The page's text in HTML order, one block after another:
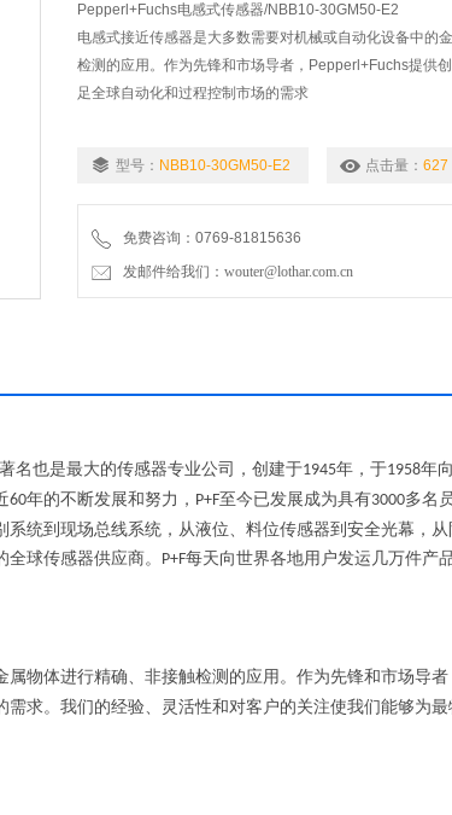
Pepperl+Fuchs电感式传感器/NBB10-30GM50-E2
电感式接近传感器是大多数需要对机械或自动化设备中的
检测的应用。作为先锋和市场导者，Pepperl+Fuchs提供
足全球自动化和过程控制市场的需求
型号： NBB10-30GM50-E2 点击量： 627
免费咨询：0769-81815636
发邮件给我们：wouter@lothar.com.cn
名也是最大的传感器专业公司，创建于1945年，于1958年
60年的不断发展和努力， P+F至今已发展成为具有3000多名
统到现场总线系统，从液位、料位传感器到安全光幕，
球传感器供应商。 P+F每天向世界各地用户发运几万件产
物体进行精确、非接触检测的应用。作为先锋和市场导者
求。我们的经验、灵活性和对客户的关注使我们能够为